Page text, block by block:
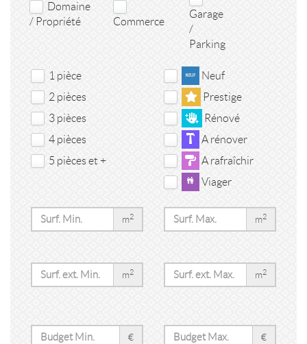
Domaine
/ Propriété
Commerce
Garage
/
Parking
1 pièce
2 pièces
3 pièces
4 pièces
5 pièces et +
Neuf
Prestige
Rénové
A rénover
A rafraîchir
Viager
m2 m2
m2 m2
€ €